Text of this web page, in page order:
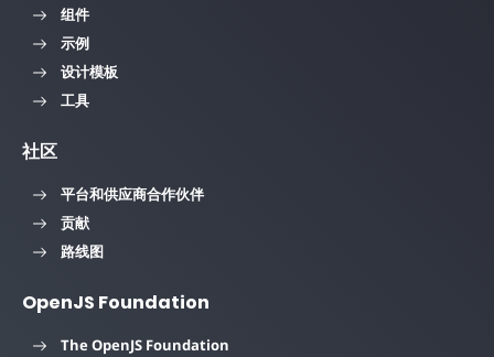
组件
示例
设计模板
工具
社区
平台和供应商合作伙伴
贡献
路线图
OpenJS Foundation
The OpenJS Foundation